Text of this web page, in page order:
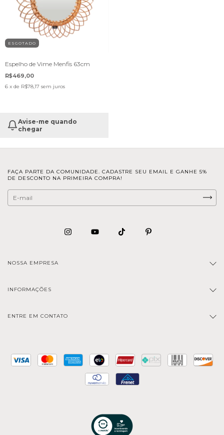
ESGOTADO
Espelho de Vime Menfis 63cm
R$469,00
6 x de R$78,17 sem juros
Avise-me quando
chegar
FAÇA PARTE DA COMUNIDADE. CADASTRE SEU EMAIL E GANHE 5%
DE DESCONTO NA PRIMEIRA COMPRA!
NOSSA EMPRESA
INFORMAÇÕES
ENTRE EM CONTATO